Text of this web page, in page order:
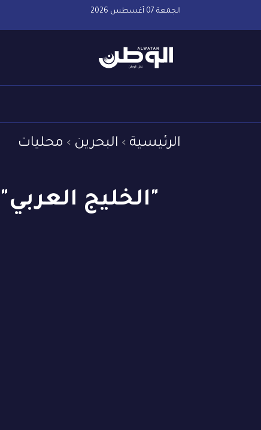
الجمعة 07 أغسطس 2026
الرئيسية البحرين محليات
"الخليج